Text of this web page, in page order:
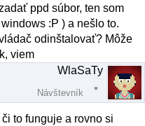
ppd súbor, ten som
:P ) a nešlo to.
odinštalovať? Môže
viem
WlaSaTy
Návštevník
to funguje a rovno si